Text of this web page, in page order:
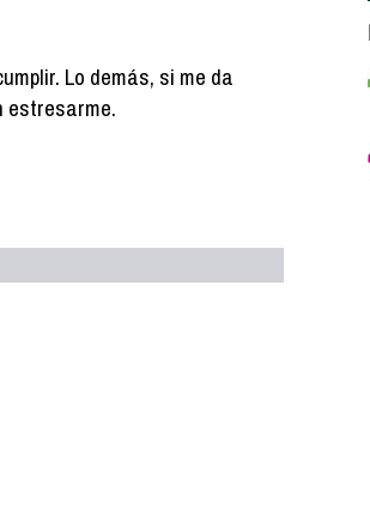
Lo demás, si me da
estresarme.